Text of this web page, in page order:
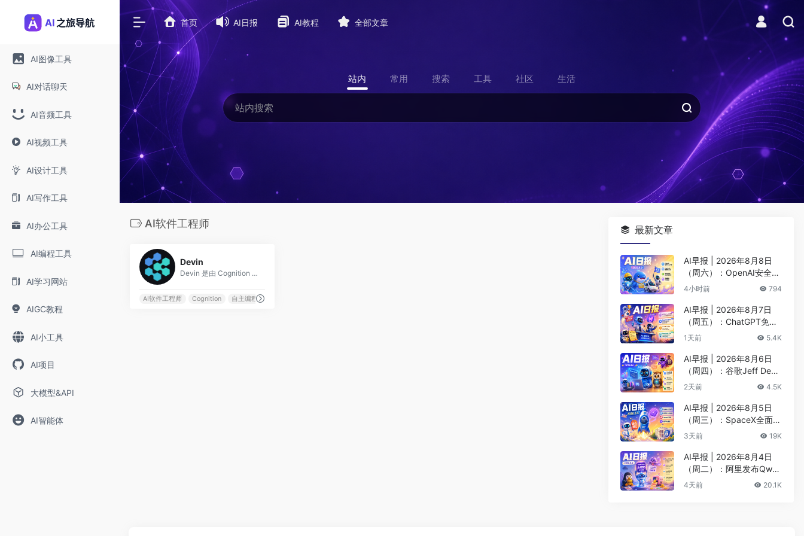
AI图像工具
AI对话聊天
AI音频工具
AI视频工具
AI设计工具
AI写作工具
AI办公工具
AI编程工具
AI学习网站
AIGC教程
AI小工具
AI项目
大模型&API
AI智能体
首页 AI日报 AI教程 全部文章
站内 常用 搜索 工具 社区 生活
AI软件工程师
Devin
Devin 是由 Cognition AI 公司于 2024 年 3 月发布的全球首个&quot;自主 AI 软件工程师&quot;，其发布在技术圈引发了巨大轰
AI软件工程师 Cognition 自主编程
最新文章
AI早报 | 2026年8月8日
（周六）：OpenAI安全评
估暂停Astra开发、DeepS
资
4小时前 794
AI早报 | 2026年8月7日
（周五）：ChatGPT免费
版升级GPT-5.6 Luna无限
萨比斯卸任CEO
1天前 5.4K
AI早报 | 2026年8月6日
（周四）：谷歌Jeff Dean
创办AI科学公司、Meta发
2天前 4.5K
AI早报 | 2026年8月5日
（周三）：SpaceX全面押
注英伟达布局太空AI、四
3天前 19K
AI早报 | 2026年8月4日
（周二）：阿里发布Qwen
3.8-Max旗舰模型、MiniM
4天前 20.1K